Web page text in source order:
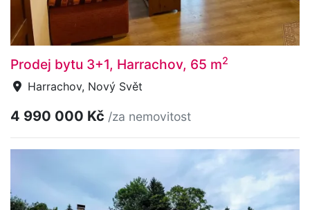
Prodej bytu 3+1, Harrachov, 65 m2
Harrachov, Nový Svět
4 990 000 Kč /za nemovitost